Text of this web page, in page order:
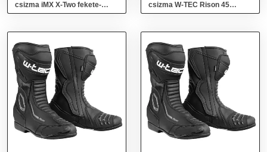
csizma iMX X-Two fekete-
szürke-narancssárga 45
csizma W-TEC Rison 45
fekete